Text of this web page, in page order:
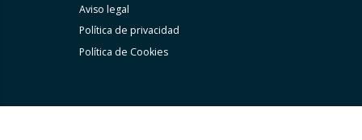
Aviso legal
Política de privacidad
Política de Cookies